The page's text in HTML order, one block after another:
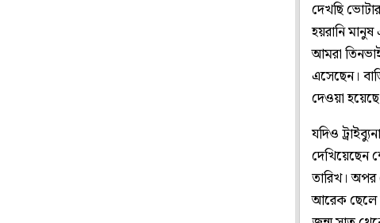
দেখছি
হয়রানি
আমরা
এসেছেন।
দেওয়া
যদিও
দেখিয়েছেন
তারিখ।
আরেক ছেলে